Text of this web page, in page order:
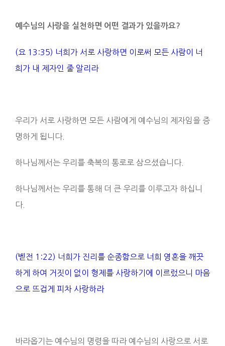
예수님의 사랑을 실천하면 어떤 결과가 있을까요?
(요 13:35) 너희가 서로 사랑하면 이로써 모든 사람이 너
희가 내 제자인 줄 알리라
우리가 서로 사랑하면 모든 사람에게 예수님의 제자임을 증
명하게 됩니다.
하나님께서는 우리를 축복의 통로로 삼으셨습니다.
하나님께서는 우리를 통해 더 큰 우리를 이루고자 하십니
다.
(벧전 1:22) 너희가 진리를 순종함으로 너희 영혼을 깨끗
하게 하여 거짓이 없이 형제를 사랑하기에 이르렀으니 마음
으로 뜨겁게 피차 사랑하라
바라옵기는 예수님의 명령을 따라 예수님의 사랑으로 서로